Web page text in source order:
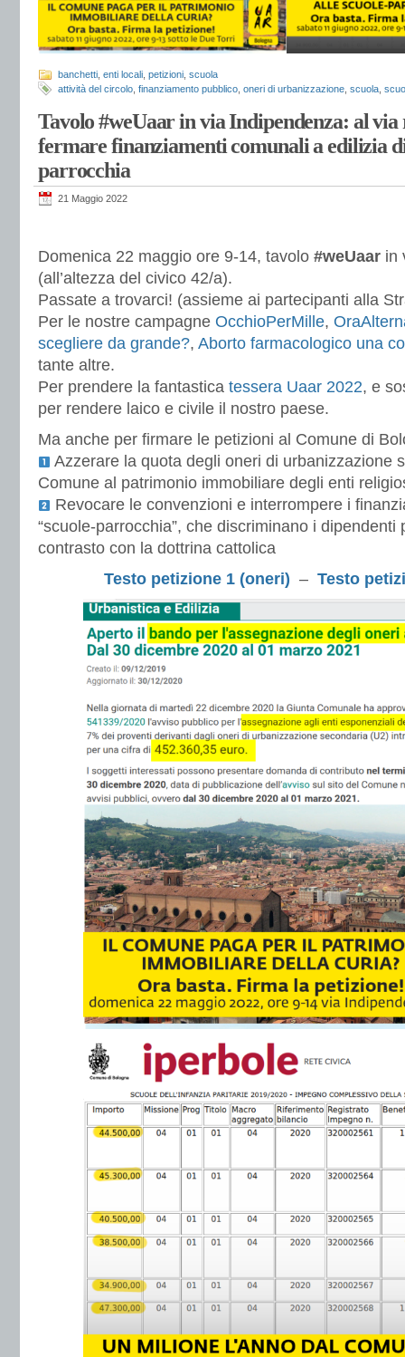
banchetti enti locali petizioni scuola
attività del circolo finanziamento pubblico oneri di urbanizzazione scuola
Tavolo #weUaar in via Indipendenza: al
fermare finanziamenti comunali a edilizia
parrocchia
21 Maggio 2022
Domenica 22 maggio ore 9-14, tavolo #weUaar in
(all’altezza del civico 42/a).
Passate a trovarci! (assieme ai partecipanti alla
Per le nostre campagne OcchioPerMille,
scegliere da grande?, Aborto farmacologico una
tante altre.
Per prendere la fantastica tessera Uaar 2022, e
per rendere laico e civile il nostro paese.
Ma anche per firmare le petizioni al Comune di
Azzerare la quota degli oneri di urbanizzazione
Comune al patrimonio immobiliare degli enti
Revocare le convenzioni e interrompere i
“scuole-parrocchia”, che discriminano i dipendenti
contrasto con la dottrina cattolica
Testo petizione 1 (oneri) – Testo